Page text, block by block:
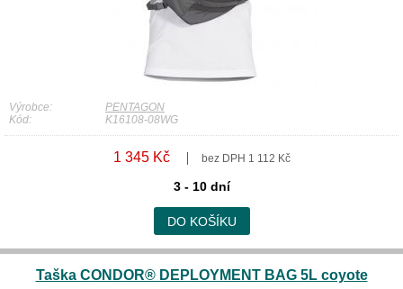
Výrobce:
PENTAGON
Kód:
K16108-08WG
1 345 Kč bez DPH 1 112 Kč
3 - 10 dní
DO KOŠÍKU
Taška CONDOR® DEPLOYMENT BAG 5L coyote